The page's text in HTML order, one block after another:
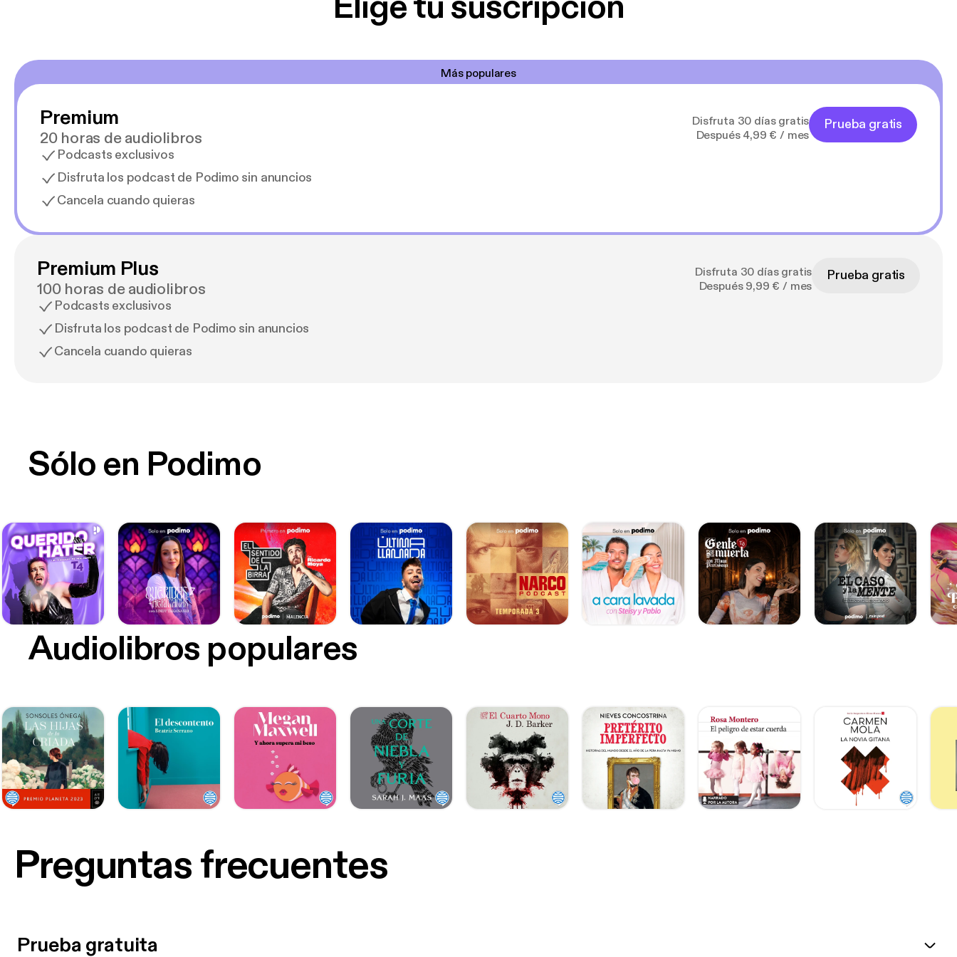
Más populares
Premium
20 horas de audiolibros
Podcasts exclusivos
Disfruta los podcast de Podimo sin anuncios
Cancela cuando quieras
Disfruta 30 días gratis
Después 4,99 € / mes
Prueba gratis
Premium Plus
100 horas de audiolibros
Podcasts exclusivos
Disfruta los podcast de Podimo sin anuncios
Cancela cuando quieras
Disfruta 30 días gratis
Después 9,99 € / mes
Prueba gratis
Sólo en Podimo
Audiolibros populares
Preguntas frecuentes
Prueba gratuita